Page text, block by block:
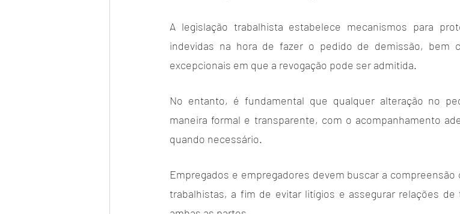
A legislação trabalhista estabelece mecanismos para
indevidas na hora de fazer o pedido de demissão, bem
excepcionais em que a revogação pode ser admitida.
No entanto, é fundamental que qualquer alteração no
maneira formal e transparente, com o acompanhamento
quando necessário.
Empregados e empregadores devem buscar a
trabalhistas, a fim de evitar litígios e assegurar relações de